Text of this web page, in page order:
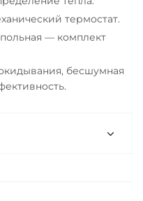
термостат.
— комплект
бесшумная